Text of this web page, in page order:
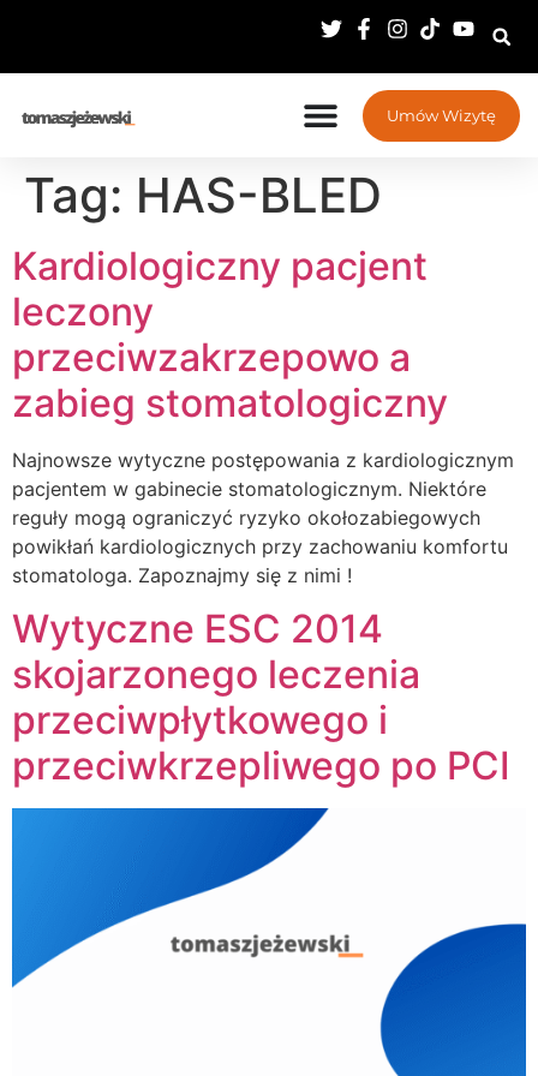
Umów Wizytę
Tag: HAS-BLED
Kardiologiczny pacjent
leczony
przeciwzakrzepowo a
zabieg stomatologiczny
Najnowsze wytyczne postępowania z kardiologicznym
pacjentem w gabinecie stomatologicznym. Niektóre
reguły mogą ograniczyć ryzyko okołozabiegowych
powikłań kardiologicznych przy zachowaniu komfortu
stomatologa. Zapoznajmy się z nimi !
Wytyczne ESC 2014
skojarzonego leczenia
przeciwpłytkowego i
przeciwkrzepliwego po PCI